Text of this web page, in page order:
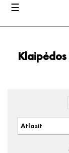
Toggle
☰
Atlasīt